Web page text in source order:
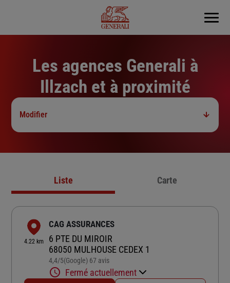
Menu
Les agences Generali à
Illzach et à proximité
Modifier
Liste Carte
4.22 km
CAG ASSURANCES
6 PTE DU MIROIR
68050 MULHOUSE CEDEX 1
4,4/5Note de 4.4 sur 5
(Google) 67 avis
Fermé actuellement